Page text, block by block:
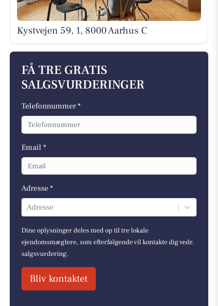
Kystvejen 59, 1, 8000 Aarhus C
FÅ TRE GRATIS
SALGSVURDERINGER
Telefonnummer *
Email *
Adresse *
Adresse
Dine oplysninger deles med op til tre lokale
ejendomsmæglere, som efterfølgende vil kontakte dig vedr.
salgsvurdering.
Bliv kontaktet